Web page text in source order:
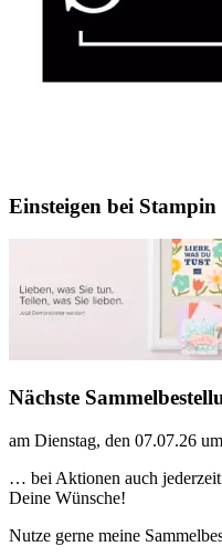
Einsteigen bei Stampin
Nächste
am Dienstag, den 07.07.26
… bei Aktionen auch
Deine Wünsche!
Nutze gerne meine